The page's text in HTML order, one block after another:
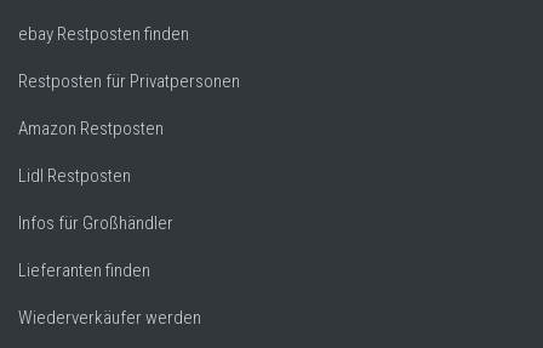
ebay Restposten finden
Restposten für Privatpersonen
Amazon Restposten
Lidl Restposten
Infos für Großhändler
Lieferanten finden
Wiederverkäufer werden